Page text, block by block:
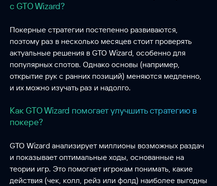
с GTO Wizard?
Покерные стратегии постепенно развиваются,
поэтому раз в несколько месяцев стоит проверять
актуальные решения в GTO Wizard, особенно для
популярных спотов. Однако основы (например,
открытие рук с ранних позиций) меняются медленно,
и их можно изучать раз и надолго.
Как GTO Wizard помогает улучшить стратегию в
покере?
GTO Wizard анализирует миллионы возможных раздач
и показывает оптимальные ходы, основанные на
теории игр. Это помогает игрокам понимать, какие
действия (чек, колл, рейз или фолд) наиболее выгодны